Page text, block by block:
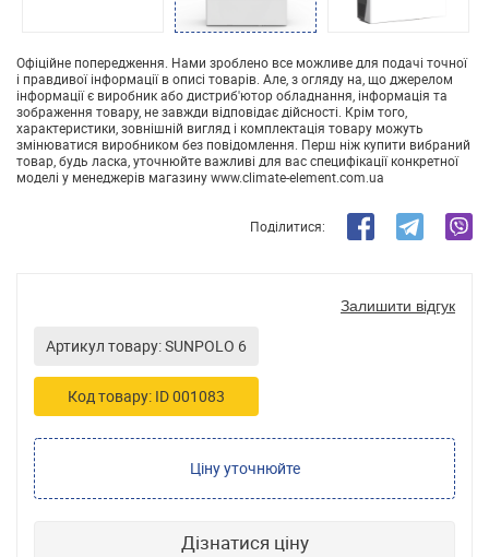
Офіційне попередження. Нами зроблено все можливе для подачі точної
і правдивої інформації в описі товарів. Але, з огляду на, що джерелом
інформації є виробник або дистриб'ютор обладнання, інформація та
зображення товару, не завжди відповідає дійсності. Крім того,
характеристики, зовнішній вигляд і комплектація товару можуть
змінюватися виробником без повідомлення. Перш ніж купити вибраний
товар, будь ласка, уточнюйте важливі для вас специфікації конкретної
моделі у менеджерів магазину www.climate-element.com.ua
Поділитися:
Артикул товару: SUNPOLO 6
Код товару: ID 001083
Залишити відгук
Ціну уточнюйте
Дізнатися ціну